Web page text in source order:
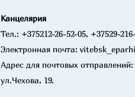
Канцелярия
Тел.: +375212-26-52-05, +37529-
Электронная почта:
Адрес для почтовых отправлений:
ул.Чехова, 19.